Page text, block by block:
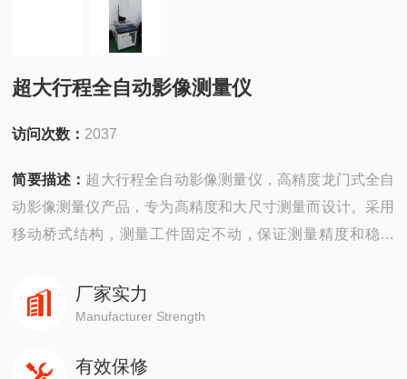
超大行程全自动影像测量仪
访问次数： 2037
简要描述： 超大行程全自动影像测量仪，高精度龙门式全自
动影像测量仪产品，专为高精度和大尺寸测量而设计。采用
移动桥式结构，测量工件固定不动，保证测量精度和稳定
模具、精密刀具弹簧、螺丝加工、塑胶、橡胶、油封止阀、
照相机零件、脚踏车零件、汽车零件、导电橡胶、PCB加工
业，院校、研究和计量检定部门的计量室、试验室以
厂家实力
Manufacturer Strength
有效保修